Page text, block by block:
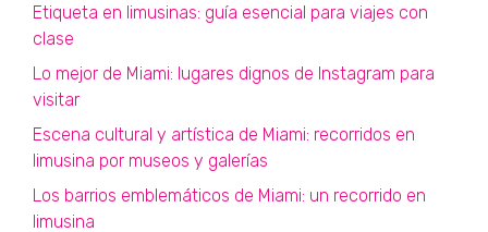
Etiqueta en limusinas: guía esencial para viajes con
clase
Lo mejor de Miami: lugares dignos de Instagram para
visitar
Escena cultural y artística de Miami: recorridos en
limusina por museos y galerías
Los barrios emblemáticos de Miami: un recorrido en
limusina